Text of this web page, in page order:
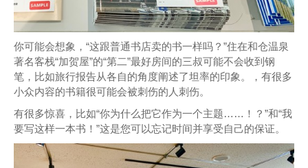
你可能会想象，“这跟普通书店卖的书一样吗？”住在和仓温泉
著名客栈“加贺屋”的“第二”最好房间的三叔可能不会收到钢
笔，比如旅行报告从各自的角度阐述了坦率的印象。，有很多
小众内容的书籍很可能会被刺伤的人刺伤。
有很多惊喜，比如“你为什么把它作为一个主题……！？”和“我
要写这样一本书！”这是您可以忘记时间并享受自己的保证。